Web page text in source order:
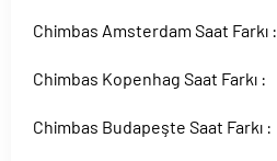
Chimbas Amsterdam Saat Farkı :
Chimbas Kopenhag Saat Farkı :
Chimbas Budapeşte Saat Farkı :